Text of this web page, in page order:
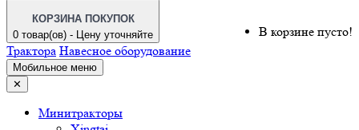
КОРЗИНА ПОКУПОК
0 товар(ов) - Цену уточняйте
В корзине пусто!
Трактора Навесное оборудование
Мобильное меню
✕
Минитракторы